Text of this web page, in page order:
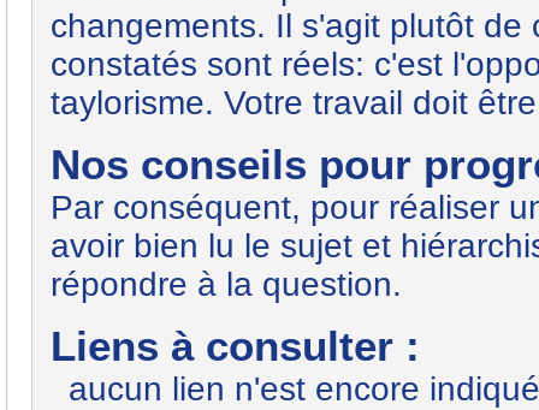
changements. Il s'agit plutôt
constatés sont réels: c'est
taylorisme. Votre travail doit
Nos conseils pour
Par conséquent, pour réaliser
avoir bien lu le sujet et
répondre à la question.
Liens à consulter :
aucun lien n'est encore